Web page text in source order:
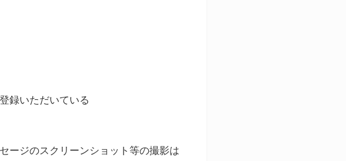
録いただいている
ージのスクリーンショット等の撮影は